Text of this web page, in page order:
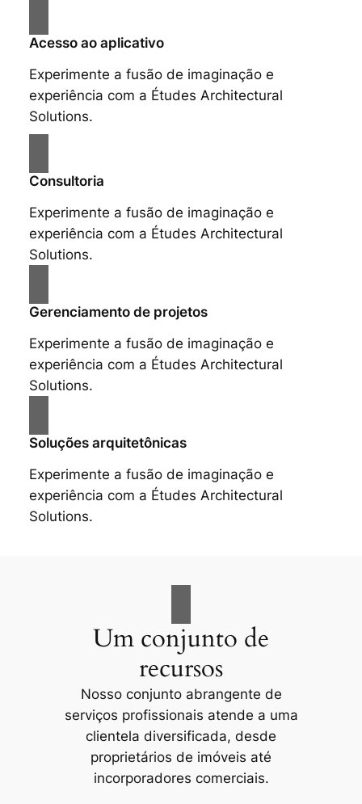
Acesso ao aplicativo
Experimente a fusão de imaginação e
experiência com a Études Architectural
Solutions.
Consultoria
Experimente a fusão de imaginação e
experiência com a Études Architectural
Solutions.
Gerenciamento de projetos
Experimente a fusão de imaginação e
experiência com a Études Architectural
Solutions.
Soluções arquitetônicas
Experimente a fusão de imaginação e
experiência com a Études Architectural
Solutions.
Um conjunto de
recursos
Nosso conjunto abrangente de
serviços profissionais atende a uma
clientela diversificada, desde
proprietários de imóveis até
incorporadores comerciais.